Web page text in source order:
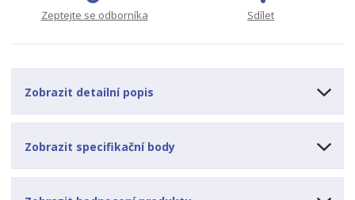
í
Zeptejte se odborníka Sdílet
Zobrazit detailní popis
Zobrazit specifikační body